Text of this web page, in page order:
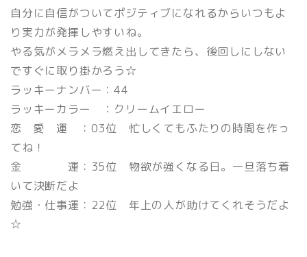
自分に自信がついてポジティブになれるからいつもよ
り実力が発揮しやすいね。
やる気がメラメラ燃え出してきたら、後回しにしない
ですぐに取り掛かろう☆
ラッキーナンバー：44
ラッキーカラー ：クリームイエロー
恋 愛 運 ：03位 忙しくてもふたりの時間を作っ
てね！
金 運：35位 物欲が強くなる日。一旦落ち着
いて決断だよ
勉強・仕事運：22位 年上の人が助けてくれそうだよ
☆